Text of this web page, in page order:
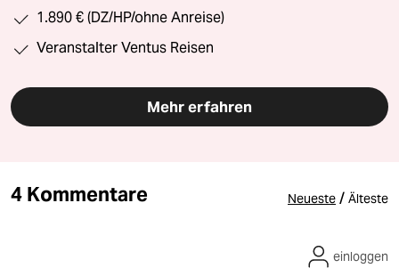
1.890 € (DZ/HP/ohne Anreise)
Veranstalter Ventus Reisen
Mehr erfahren
4 Kommentare Neueste / Älteste
einloggen